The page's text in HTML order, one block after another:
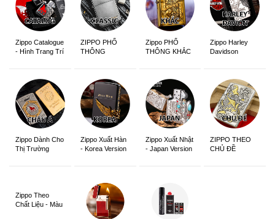
Zippo Catalogue
- Hình Trang Trí
ZIPPO PHỔ
THÔNG
Zippo PHỔ
THÔNG KHẮC
Zippo Harley
Davidson
Zippo Dành Cho
Thị Trường
Zippo Xuất Hàn
- Korea Version
Zippo Xuất Nhật
- Japan Version
ZIPPO THEO
CHỦ ĐỀ
Zippo Theo
Chất Liệu - Màu